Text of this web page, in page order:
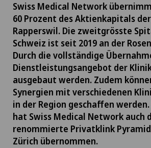
Swiss Medical Network
60 Prozent des Aktienkapitals
Rapperswil. Die zweitgrösste
Schweiz ist seit 2019 an der
Durch die vollständige
Dienstleistungsangebot der
ausgebaut werden. Zudem
Synergien mit verschiedenen
in der Region geschaffen
hat Swiss Medical Network auch
renommierte Privatklink
Zürich übernommen.